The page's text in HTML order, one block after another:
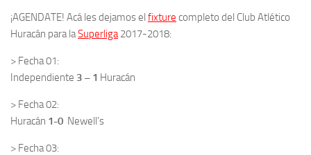
¡AGENDATE! Acá les dejamos el fixture completo del Club Atlético
Huracán para laSuperliga 2017-2018:
> Fecha 01:
Independiente 3 – 1 Huracán
> Fecha 02:
Huracán 1-0 Newell’s
> Fecha 03: